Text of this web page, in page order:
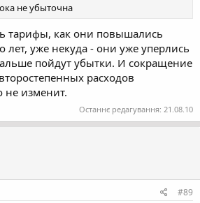
не убыточна
тарифы, как они повышались
лет, уже некуда - они уже уперлись
пойдут убытки. И сокращение
расходов
не изменит.
Останнє редагування: 21.08.10
#89